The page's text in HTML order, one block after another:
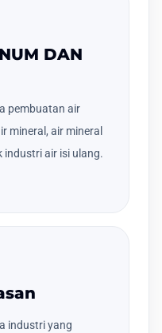
DAN
pembuatan air
mineral, air mineral
industri air isi ulang.
industri yang